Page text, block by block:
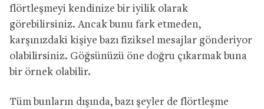
flörtleşmeyi kendinize bir iyilik olarak
görebilirsiniz. Ancak bunu fark etmeden,
karşınızdaki kişiye bazı fiziksel mesajlar gönderiyor
olabilirsiniz. Göğsünüzü öne doğru çıkarmak buna
bir örnek olabilir.
Tüm bunların dışında, bazı şeyler de flörtleşme